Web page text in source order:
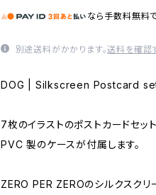
なら 手数料無料
別途送料がかかります。送料を確認
DOG | Silkscreen Postcard
7枚のイラストのポストカードセット
PVC 製のケースが付属します。
ZERO PER ZEROのシルクスクリ